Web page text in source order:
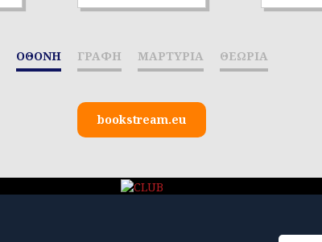
ΟΘΟΝΗ ΓΡΑΦΗ ΜΑΡΤΥΡΙΑ ΘΕΩΡΙΑ
bookstream.eu